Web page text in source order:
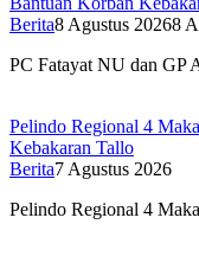
Berita8 Agustus 20268
PC Fatayat NU dan GP
Pelindo Regional 4
Kebakaran Tallo
Berita7 Agustus 2026
Pelindo Regional 4